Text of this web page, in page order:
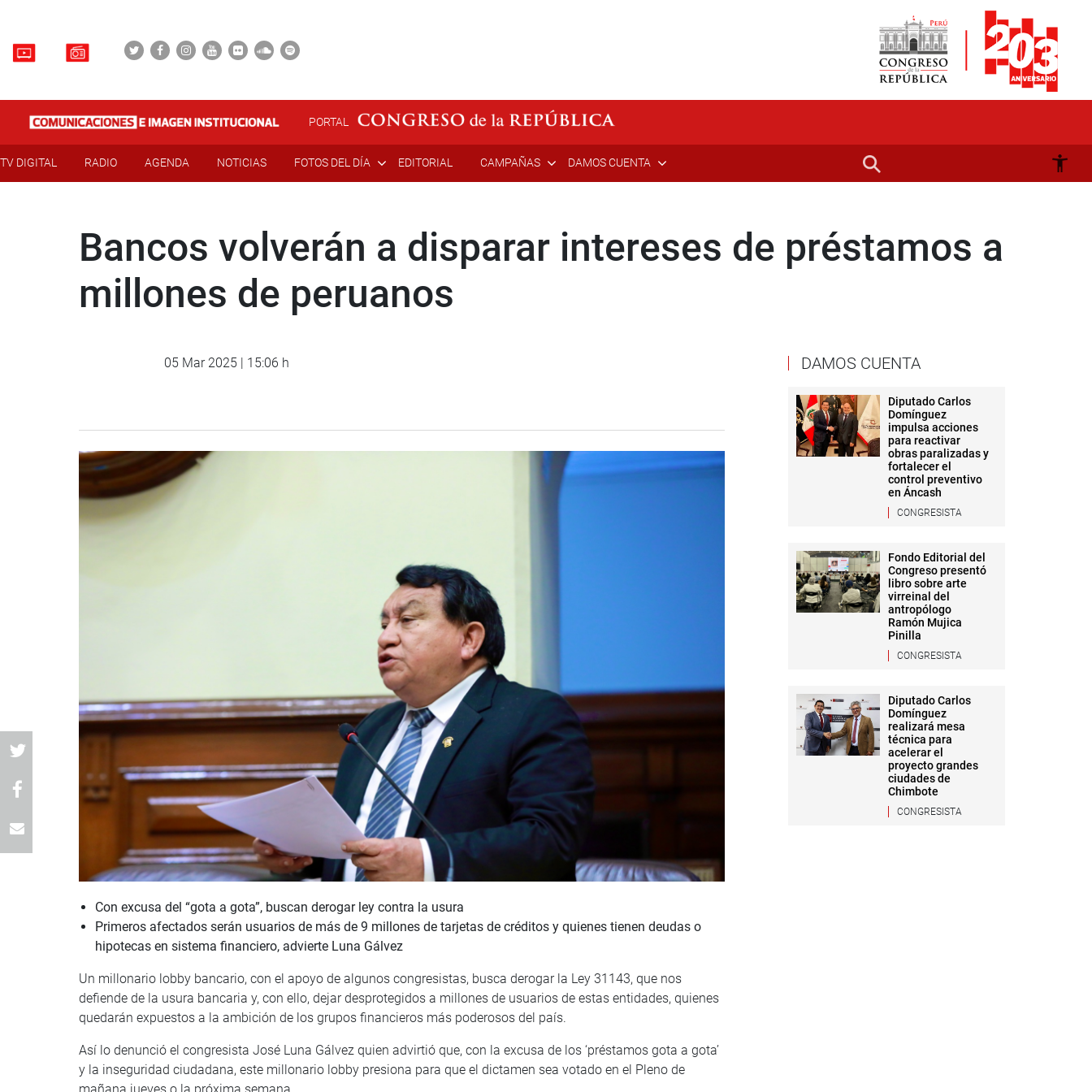
PORTAL
TV DIGITAL RADIO AGENDA NOTICIAS FOTOS DEL DÍA EDITORIAL CAMPAÑAS DAMOS CUENTA
Bancos volverán a disparar intereses de préstamos a
millones de peruanos
05 Mar 2025 | 15:06 h
Con excusa del “gota a gota”, buscan derogar ley contra la usura
Primeros afectados serán usuarios de más de 9 millones de tarjetas de créditos y quienes tienen deudas o
hipotecas en sistema financiero, advierte Luna Gálvez
Un millonario lobby bancario, con el apoyo de algunos congresistas, busca derogar la Ley 31143, que nos
defiende de la usura bancaria y, con ello, dejar desprotegidos a millones de usuarios de estas entidades, quienes
quedarán expuestos a la ambición de los grupos financieros más poderosos del país.
Así lo denunció el congresista José Luna Gálvez quien advirtió que, con la excusa de los ‘préstamos gota a gota’
y la inseguridad ciudadana, este millonario lobby presiona para que el dictamen sea votado en el Pleno de
mañana jueves o la próxima semana.
DAMOS CUENTA
Diputado Carlos
Domínguez
impulsa acciones
para reactivar
obras paralizadas y
fortalecer el
control preventivo
en Áncash
CONGRESISTA
Fondo Editorial del
Congreso presentó
libro sobre arte
virreinal del
antropólogo
Ramón Mujica
Pinilla
CONGRESISTA
Diputado Carlos
Domínguez
realizará mesa
técnica para
acelerar el
proyecto grandes
ciudades de
Chimbote
CONGRESISTA